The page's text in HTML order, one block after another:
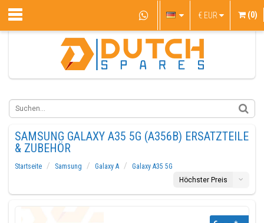
€ EUR (0)
SAMSUNG GALAXY A35 5G (A356B) ERSATZTEILE
& ZUBEHÖR
Startseite Samsung Galaxy A
Galaxy A35 5G
Höchster Preis